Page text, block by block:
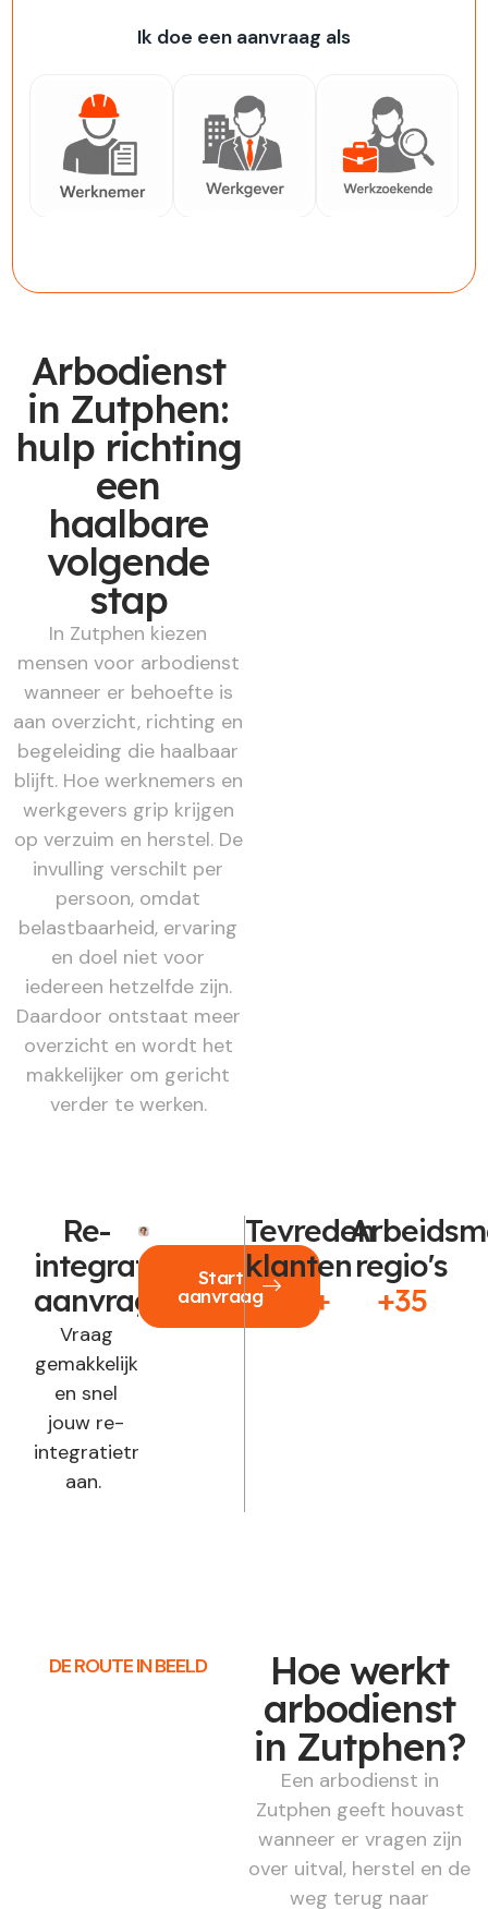
Ik doe een aanvraag als
Arbodienst
in Zutphen:
hulp richting
een
haalbare
volgende
stap
In Zutphen kiezen
mensen voor arbodienst
wanneer er behoefte is
aan overzicht, richting en
begeleiding die haalbaar
blijft. Hoe werknemers en
werkgevers grip krijgen
op verzuim en herstel. De
invulling verschilt per
persoon, omdat
belastbaarheid, ervaring
en doel niet voor
iedereen hetzelfde zijn.
Daardoor ontstaat meer
overzicht en wordt het
makkelijker om gericht
verder te werken.
Re-
integratie
aanvragen?
Vraag
gemakkelijk
en snel
jouw re-
integratietraject
aan.
Start
aanvraag
Tevreden
klanten
250+
regio's
+35
DE ROUTE IN BEELD Hoe werkt
arbodienst
in Zutphen?
Een arbodienst in
Zutphen geeft houvast
wanneer er vragen zijn
over uitval, herstel en de
weg terug naar